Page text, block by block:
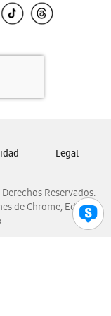
Reservados.
de Chrome, Edge,
Legal